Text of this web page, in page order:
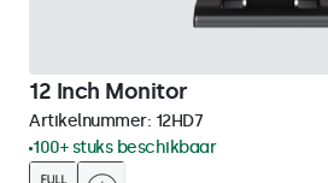
12 Inch Monitor
Artikelnummer: 12HD7
100+ stuks beschikbaar